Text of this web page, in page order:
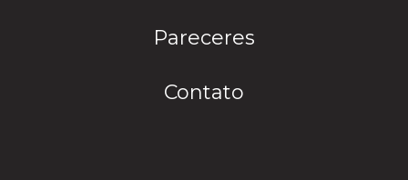
Pareceres
Contato